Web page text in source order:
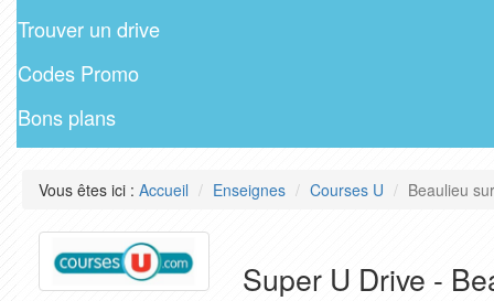
Trouver un drive
Codes Promo
Bons plans
Vous êtes ici : Accueil Enseignes Courses U Beaulieu
Super U Drive -